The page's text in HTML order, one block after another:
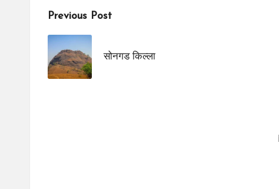
Post
navigation
Previous Post
सोनगड किल्ला